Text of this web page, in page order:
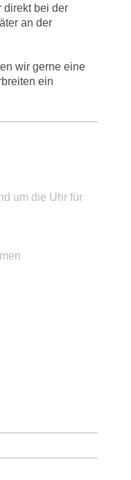
direkt bei der
an der
wir gerne eine
ein
um die Uhr für